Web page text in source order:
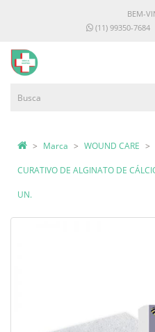
BEM-
(11) 99350-7684
Marca WOUND CARE
CURATIVO DE ALGINATO DE
UN.